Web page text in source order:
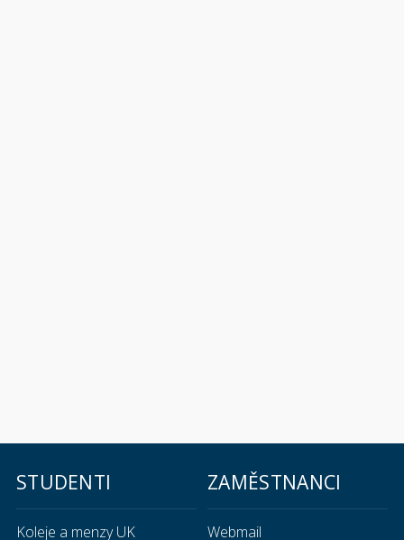
STUDENTI
Koleje a menzy UK
ZAMĚSTNANCI
Webmail